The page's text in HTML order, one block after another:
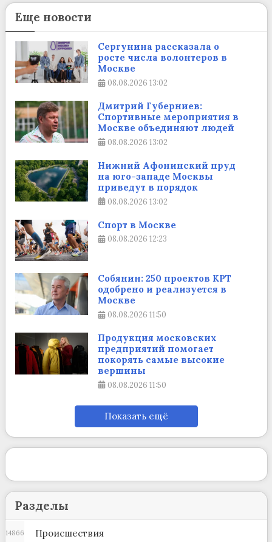
Еще новости
Сергунина рассказала о
росте числа волонтеров в
Москве
08.08.2026 13:02
Дмитрий Губерниев:
Спортивные мероприятия в
Москве объединяют людей
08.08.2026 13:02
Нижний Афонинский пруд
на юго-западе Москвы
приведут в порядок
08.08.2026 13:02
Спорт в Москве
08.08.2026 12:23
Собянин: 250 проектов КРТ
одобрено и реализуется в
Москве
08.08.2026 11:50
Продукция московских
предприятий помогает
покорять самые высокие
вершины
08.08.2026 11:50
Показать ещё
Разделы
Происшествия
14866